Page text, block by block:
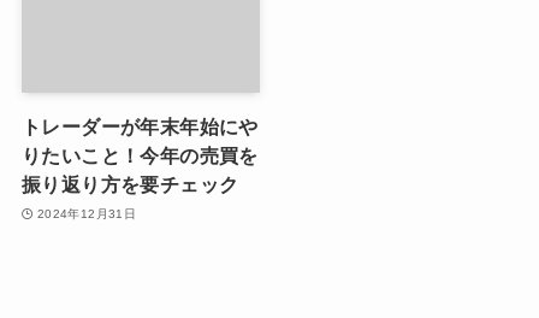
トレーダーが年末年始にや
りたいこと！今年の売買を
振り返り方を要チェック
2024年12月31日